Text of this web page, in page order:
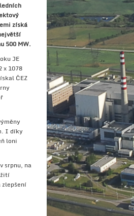
získá
500 MW.
JE
x 1078
ČEZ
I díky
loni
srpnu, na
zlepšení